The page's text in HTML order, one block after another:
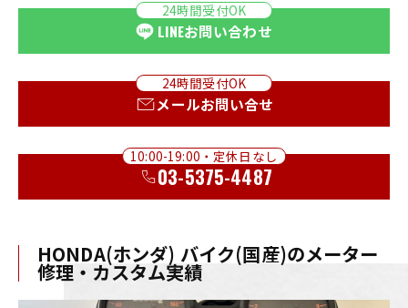
24時間受付OK
LINEお問い合わせ
24時間受付OK
メールお問い合せ
10:00-19:00・定休日なし
03-5375-4487
HONDA(ホンダ) バイク(国産)のメーター
修理・カスタム実績